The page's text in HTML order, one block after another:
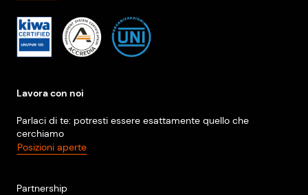
Lavora con noi
Parlaci di te: potresti essere esattamente quello che
cerchiamo
Posizioni aperte
Partnership